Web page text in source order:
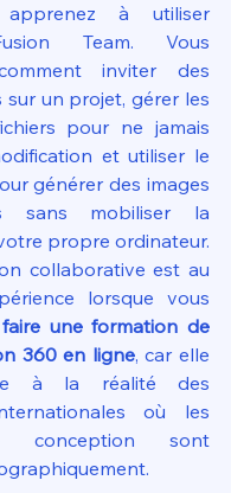
à utiliser
Team. Vous
inviter des
un projet, gérer les
pour ne jamais
et utiliser le
générer des images
sans mobiliser la
propre ordinateur.
collaborative est au
lorsque vous
faire une formation de
360 en ligne, car elle
à la réalité des
où les
conception sont